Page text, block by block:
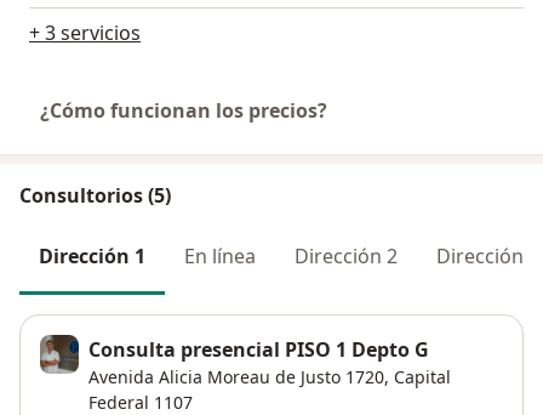
+ 3 servicios
¿Cómo funcionan los precios?
Consultorios (5)
Dirección 1 En línea Dirección 2 Dirección 3
Consulta presencial PISO 1 Depto G
Avenida Alicia Moreau de Justo 1720, Capital
Federal 1107